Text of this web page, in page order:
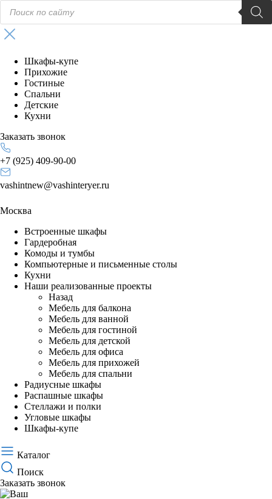
товаров
Шкафы-купе
Прихожие
Гостиные
Спальни
Детские
Кухни
Заказать звонок
+7 (925) 409-90-00
vashintnew@vashinteryer.ru
Москва
Встроенные шкафы
Гардеробная
Комоды и тумбы
Компьютерные и письменные столы
Кухни
Наши реализованные проекты
Назад
Мебель для балкона
Мебель для ванной
Мебель для гостиной
Мебель для детской
Мебель для офиса
Мебель для прихожей
Мебель для спальни
Радиусные шкафы
Распашные шкафы
Стеллажи и полки
Угловые шкафы
Шкафы-купе
Каталог
Поиск
Заказать звонок